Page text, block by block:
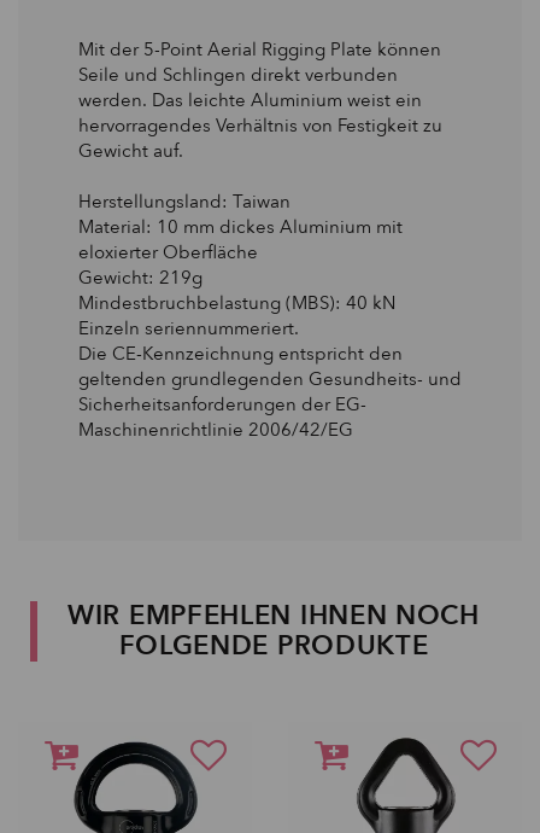
Mit der 5-Point Aerial Rigging Plate können
Seile und Schlingen direkt verbunden
werden. Das leichte Aluminium weist ein
hervorragendes Verhältnis von Festigkeit zu
Gewicht auf.
Herstellungsland: Taiwan
Material: 10 mm dickes Aluminium mit
eloxierter Oberfläche
Gewicht: 219g
Mindestbruchbelastung (MBS): 40 kN
Einzeln seriennummeriert.
Die CE-Kennzeichnung entspricht den
geltenden grundlegenden Gesundheits- und
Sicherheitsanforderungen der EG-
Maschinenrichtlinie 2006/42/EG
WIR EMPFEHLEN IHNEN NOCH
FOLGENDE PRODUKTE